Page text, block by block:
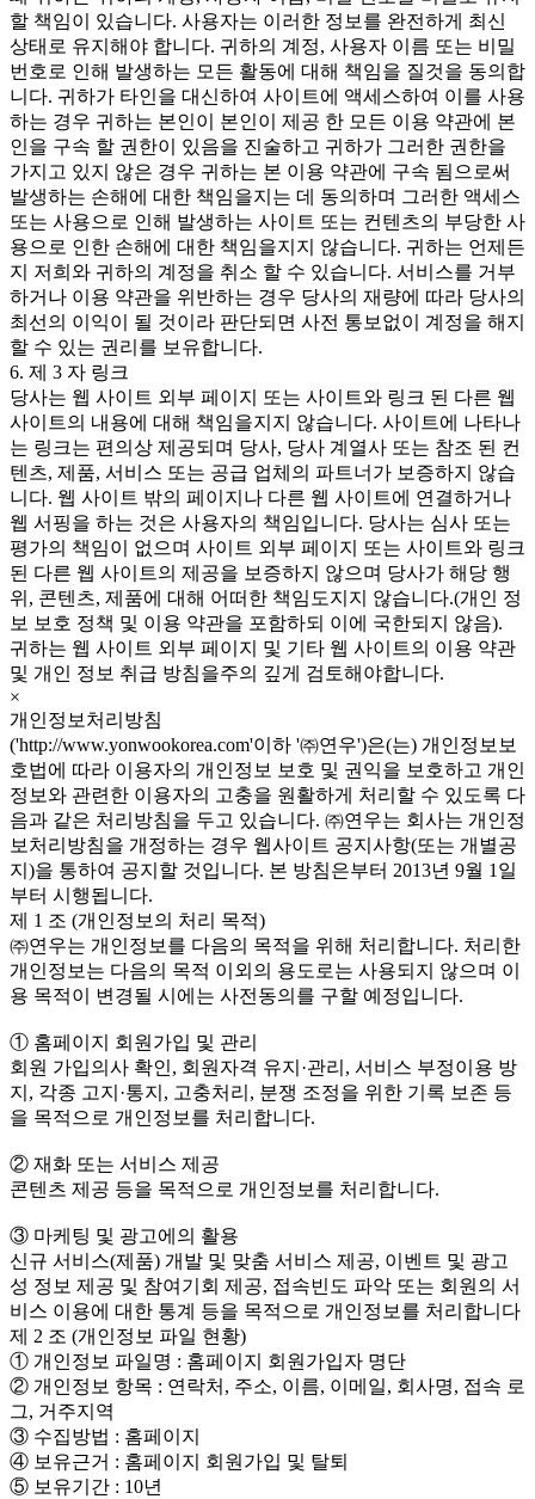
할 책임이 있습니다. 사용자는 이러한 정보를 완전하게 최신
상태로 유지해야 합니다. 귀하의 계정, 사용자 이름 또는 비밀
번호로 인해 발생하는 모든 활동에 대해 책임을 질것을 동의합
니다. 귀하가 타인을 대신하여 사이트에 액세스하여 이를 사용
하는 경우 귀하는 본인이 본인이 제공 한 모든 이용 약관에 본
인을 구속 할 권한이 있음을 진술하고 귀하가 그러한 권한을
가지고 있지 않은 경우 귀하는 본 이용 약관에 구속 됨으로써
발생하는 손해에 대한 책임을지는 데 동의하며 그러한 액세스
또는 사용으로 인해 발생하는 사이트 또는 컨텐츠의 부당한 사
용으로 인한 손해에 대한 책임을지지 않습니다. 귀하는 언제든
지 저희와 귀하의 계정을 취소 할 수 있습니다. 서비스를 거부
하거나 이용 약관을 위반하는 경우 당사의 재량에 따라 당사의
최선의 이익이 될 것이라 판단되면 사전 통보없이 계정을 해지
할 수 있는 권리를 보유합니다.
6. 제 3 자 링크
당사는 웹 사이트 외부 페이지 또는 사이트와 링크 된 다른 웹
사이트의 내용에 대해 책임을지지 않습니다. 사이트에 나타나
는 링크는 편의상 제공되며 당사, 당사 계열사 또는 참조 된 컨
텐츠, 제품, 서비스 또는 공급 업체의 파트너가 보증하지 않습
니다. 웹 사이트 밖의 페이지나 다른 웹 사이트에 연결하거나
웹 서핑을 하는 것은 사용자의 책임입니다. 당사는 심사 또는
평가의 책임이 없으며 사이트 외부 페이지 또는 사이트와 링크
된 다른 웹 사이트의 제공을 보증하지 않으며 당사가 해당 행
위, 콘텐츠, 제품에 대해 어떠한 책임도지지 않습니다.(개인 정
보 보호 정책 및 이용 약관을 포함하되 이에 국한되지 않음).
귀하는 웹 사이트 외부 페이지 및 기타 웹 사이트의 이용 약관
및 개인 정보 취급 방침을주의 깊게 검토해야합니다.
×
개인정보처리방침
('http://www.yonwookorea.com'이하 '㈜연우')은(는) 개인정보보
호법에 따라 이용자의 개인정보 보호 및 권익을 보호하고 개인
정보와 관련한 이용자의 고충을 원활하게 처리할 수 있도록 다
음과 같은 처리방침을 두고 있습니다. ㈜연우는 회사는 개인정
보처리방침을 개정하는 경우 웹사이트 공지사항(또는 개별공
지)을 통하여 공지할 것입니다. 본 방침은부터 2013년 9월 1일
부터 시행됩니다.
제 1 조 (개인정보의 처리 목적)
㈜연우는 개인정보를 다음의 목적을 위해 처리합니다. 처리한
개인정보는 다음의 목적 이외의 용도로는 사용되지 않으며 이
용 목적이 변경될 시에는 사전동의를 구할 예정입니다.
① 홈페이지 회원가입 및 관리
회원 가입의사 확인, 회원자격 유지·관리, 서비스 부정이용 방
지, 각종 고지·통지, 고충처리, 분쟁 조정을 위한 기록 보존 등
을 목적으로 개인정보를 처리합니다.
② 재화 또는 서비스 제공
콘텐츠 제공 등을 목적으로 개인정보를 처리합니다.
③ 마케팅 및 광고에의 활용
신규 서비스(제품) 개발 및 맞춤 서비스 제공, 이벤트 및 광고
성 정보 제공 및 참여기회 제공, 접속빈도 파악 또는 회원의 서
비스 이용에 대한 통계 등을 목적으로 개인정보를 처리합니다
제 2 조 (개인정보 파일 현황)
① 개인정보 파일명 : 홈페이지 회원가입자 명단
② 개인정보 항목 : 연락처, 주소, 이름, 이메일, 회사명, 접속 로
그, 거주지역
③ 수집방법 : 홈페이지
④ 보유근거 : 홈페이지 회원가입 및 탈퇴
⑤ 보유기간 : 10년